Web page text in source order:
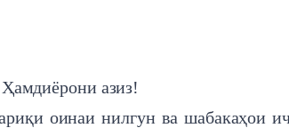
Ҳамдиёрони азиз!
оинаи нилгун ва шабакаҳои